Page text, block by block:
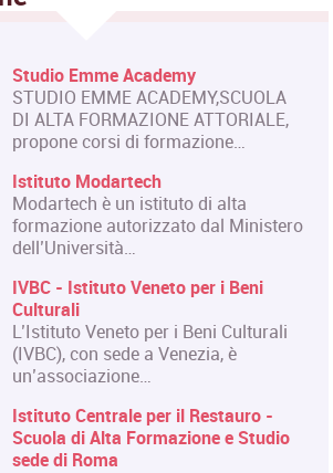
Studio Emme Academy
STUDIO EMME ACADEMY,SCUOLA
DI ALTA FORMAZIONE ATTORIALE,
propone corsi di formazione…
Istituto Modartech
Modartech è un istituto di alta
formazione autorizzato dal Ministero
dell’Università…
IVBC - Istituto Veneto per i Beni
Culturali
L’Istituto Veneto per i Beni Culturali
(IVBC), con sede a Venezia, è
un’associazione…
Istituto Centrale per il Restauro -
Scuola di Alta Formazione e Studio
sede di Roma